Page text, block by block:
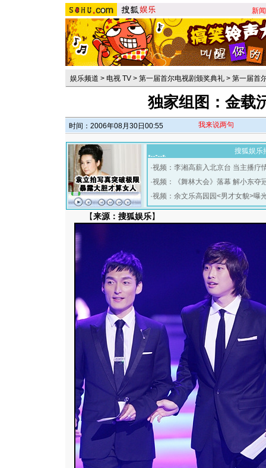
新闻
娱乐频道 > 电视 TV > 第一届首尔电视剧颁奖典礼 > 第一届首
独家组图：金载
时间：2006年08月30日00:55 我来说两句
搜狐娱乐
·视频：李湘高薪入北京台 当主播疗
·视频：《舞林大会》落幕 解小东夺
·视频：余文乐高园园<男才女貌>曝
【来源：搜狐娱乐】